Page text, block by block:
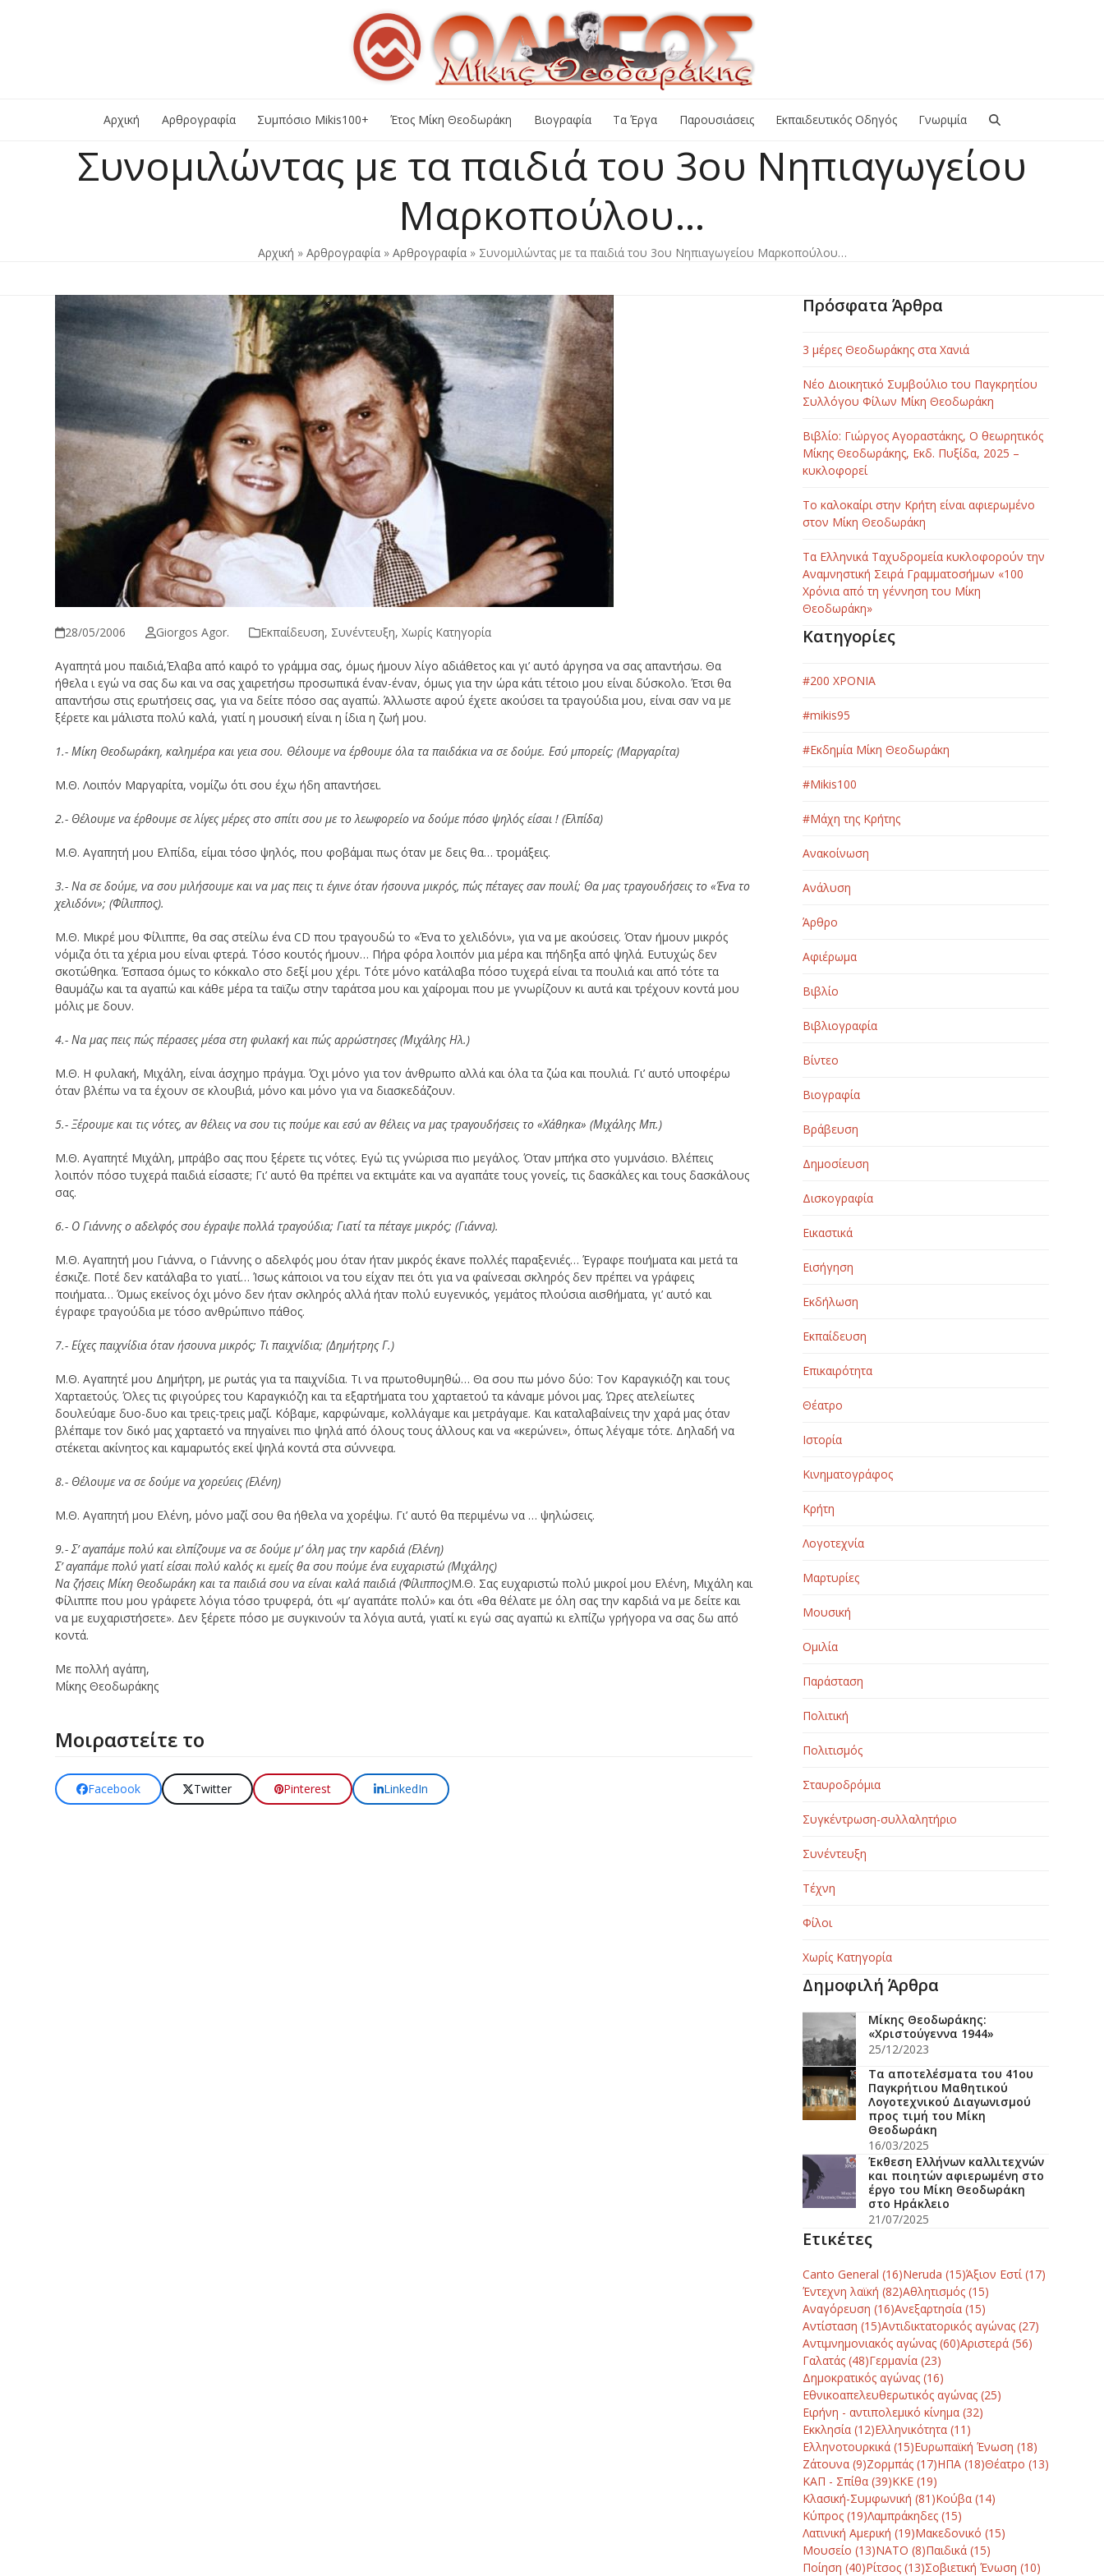
Αρχική Αρθρογραφία Συμπόσιο Mikis100+ Έτος Μίκη Θεοδωράκη Βιογραφία Τα Έργα Παρουσιάσεις Εκπαιδευτικός Οδηγός Γνωριμία
Συνομιλώντας με τα παιδιά του 3ου Νηπιαγωγείου
Μαρκοπούλου…
Αρχική » Αρθρογραφία» Αρθρογραφία» Συνομιλώντας με τα παιδιά του 3ου Νηπιαγωγείου Μαρκοπούλου…
28/05/2006 Giorgos Agor. Εκπαίδευση, Συνέντευξη, Χωρίς Κατηγορία
Αγαπητά μου παιδιά,Έλαβα από καιρό το γράμμα σας, όμως ήμουν λίγο αδιάθετος και γι’ αυτό άργησα να σας απαντήσω. Θα
ήθελα ι εγώ να σας δω και να σας χαιρετήσω προσωπικά έναν-έναν, όμως για την ώρα κάτι τέτοιο μου είναι δύσκολο. Έτσι θα
απαντήσω στις ερωτήσεις σας, για να δείτε πόσο σας αγαπώ. Άλλωστε αφού έχετε ακούσει τα τραγούδια μου, είναι σαν να με
ξέρετε και μάλιστα πολύ καλά, γιατί η μουσική είναι η ίδια η ζωή μου.
1.- Μίκη Θεοδωράκη, καλημέρα και γεια σου. Θέλουμε να έρθουμε όλα τα παιδάκια να σε δούμε. Εσύ μπορείς; (Μαργαρίτα)
Μ.Θ. Λοιπόν Μαργαρίτα, νομίζω ότι σου έχω ήδη απαντήσει.
2.- Θέλουμε να έρθουμε σε λίγες μέρες στο σπίτι σου με το λεωφορείο να δούμε πόσο ψηλός είσαι ! (Ελπίδα)
Μ.Θ. Αγαπητή μου Ελπίδα, είμαι τόσο ψηλός, που φοβάμαι πως όταν με δεις θα… τρομάξεις.
3.- Να σε δούμε, να σου μιλήσουμε και να μας πεις τι έγινε όταν ήσουνα μικρός, πώς πέταγες σαν πουλί; Θα μας τραγουδήσεις το «Ένα το
χελιδόνι»; (Φίλιππος).
Μ.Θ. Μικρέ μου Φίλιππε, θα σας στείλω ένα CD που τραγουδώ το «Ένα το χελιδόνι», για να με ακούσεις. Όταν ήμουν μικρός
νόμιζα ότι τα χέρια μου είναι φτερά. Τόσο κουτός ήμουν… Πήρα φόρα λοιπόν μια μέρα και πήδηξα από ψηλά. Ευτυχώς δεν
σκοτώθηκα. Έσπασα όμως το κόκκαλο στο δεξί μου χέρι. Τότε μόνο κατάλαβα πόσο τυχερά είναι τα πουλιά και από τότε τα
θαυμάζω και τα αγαπώ και κάθε μέρα τα ταϊζω στην ταράτσα μου και χαίρομαι που με γνωρίζουν κι αυτά και τρέχουν κοντά μου
μόλις με δουν.
4.- Να μας πεις πώς πέρασες μέσα στη φυλακή και πώς αρρώστησες (Μιχάλης Ηλ.)
Μ.Θ. Η φυλακή, Μιχάλη, είναι άσχημο πράγμα. Όχι μόνο για τον άνθρωπο αλλά και όλα τα ζώα και πουλιά. Γι’ αυτό υποφέρω
όταν βλέπω να τα έχουν σε κλουβιά, μόνο και μόνο για να διασκεδάζουν.
5.- Ξέρουμε και τις νότες, αν θέλεις να σου τις πούμε και εσύ αν θέλεις να μας τραγουδήσεις το «Χάθηκα» (Μιχάλης Μπ.)
Μ.Θ. Αγαπητέ Μιχάλη, μπράβο σας που ξέρετε τις νότες. Εγώ τις γνώρισα πιο μεγάλος. Όταν μπήκα στο γυμνάσιο. Βλέπεις
λοιπόν πόσο τυχερά παιδιά είσαστε; Γι’ αυτό θα πρέπει να εκτιμάτε και να αγαπάτε τους γονείς, τις δασκάλες και τους δασκάλους
σας.
6.- Ο Γιάννης ο αδελφός σου έγραψε πολλά τραγούδια; Γιατί τα πέταγε μικρός; (Γιάννα).
Μ.Θ. Αγαπητή μου Γιάννα, ο Γιάννης ο αδελφός μου όταν ήταν μικρός έκανε πολλές παραξενιές… Έγραφε ποιήματα και μετά τα
έσκιζε. Ποτέ δεν κατάλαβα το γιατί… Ίσως κάποιοι να του είχαν πει ότι για να φαίνεσαι σκληρός δεν πρέπει να γράφεις
ποιήματα… Όμως εκείνος όχι μόνο δεν ήταν σκληρός αλλά ήταν πολύ ευγενικός, γεμάτος πλούσια αισθήματα, γι’ αυτό και
έγραφε τραγούδια με τόσο ανθρώπινο πάθος.
7.- Είχες παιχνίδια όταν ήσουνα μικρός; Τι παιχνίδια; (Δημήτρης Γ.)
Μ.Θ. Αγαπητέ μου Δημήτρη, με ρωτάς για τα παιχνίδια. Τι να πρωτοθυμηθώ… Θα σου πω μόνο δύο: Τον Καραγκιόζη και τους
Χαρταετούς. Όλες τις φιγούρες του Καραγκιόζη και τα εξαρτήματα του χαρταετού τα κάναμε μόνοι μας. Ώρες ατελείωτες
δουλεύαμε δυο-δυο και τρεις-τρεις μαζί. Κόβαμε, καρφώναμε, κολλάγαμε και μετράγαμε. Και καταλαβαίνεις την χαρά μας όταν
βλέπαμε τον δικό μας χαρταετό να πηγαίνει πιο ψηλά από όλους τους άλλους και να «κερώνει», όπως λέγαμε τότε. Δηλαδή να
στέκεται ακίνητος και καμαρωτός εκεί ψηλά κοντά στα σύννεφα.
8.- Θέλουμε να σε δούμε να χορεύεις (Ελένη)
Μ.Θ. Αγαπητή μου Ελένη, μόνο μαζί σου θα ήθελα να χορέψω. Γι’ αυτό θα περιμένω να … ψηλώσεις.
9.- Σ’ αγαπάμε πολύ και ελπίζουμε να σε δούμε μ’ όλη μας την καρδιά (Ελένη)
Σ’ αγαπάμε πολύ γιατί είσαι πολύ καλός κι εμείς θα σου πούμε ένα ευχαριστώ (Μιχάλης)
Να ζήσεις Μίκη Θεοδωράκη και τα παιδιά σου να είναι καλά παιδιά (Φίλιππος)Μ.Θ. Σας ευχαριστώ πολύ μικροί μου Ελένη, Μιχάλη και
Φίλιππε που μου γράφετε λόγια τόσο τρυφερά, ότι «μ’ αγαπάτε πολύ» και ότι «θα θέλατε με όλη σας την καρδιά να με δείτε και
να με ευχαριστήσετε». Δεν ξέρετε πόσο με συγκινούν τα λόγια αυτά, γιατί κι εγώ σας αγαπώ κι ελπίζω γρήγορα να σας δω από
κοντά.
Με πολλή αγάπη,
Μίκης Θεοδωράκης
Μοιραστείτε το
Facebook Twitter Pinterest LinkedIn
Πρόσφατα Άρθρα
3 μέρες Θεοδωράκης στα Χανιά
Νέο Διοικητικό Συμβούλιο του Παγκρητίου
Συλλόγου Φίλων Μίκη Θεοδωράκη
Βιβλίο: Γιώργος Αγοραστάκης, Ο θεωρητικός
Μίκης Θεοδωράκης, Εκδ. Πυξίδα, 2025 –
κυκλοφορεί
Το καλοκαίρι στην Κρήτη είναι αφιερωμένο
στον Μίκη Θεοδωράκη
Τα Ελληνικά Ταχυδρομεία κυκλοφορούν την
Αναμνηστική Σειρά Γραμματοσήμων «100
Χρόνια από τη γέννηση του Μίκη
Θεοδωράκη»
Κατηγορίες
#200 ΧΡΟΝΙΑ
#mikis95
#Εκδημία Μίκη Θεοδωράκη
#Μikis100
#Μάχη της Κρήτης
Ανακοίνωση
Ανάλυση
Άρθρο
Αφιέρωμα
Βιβλίο
Βιβλιογραφία
Βίντεο
Βιογραφία
Βράβευση
Δημοσίευση
Δισκογραφία
Εικαστικά
Εισήγηση
Εκδήλωση
Εκπαίδευση
Επικαιρότητα
Θέατρο
Ιστορία
Κινηματογράφος
Κρήτη
Λογοτεχνία
Μαρτυρίες
Μουσική
Ομιλία
Παράσταση
Πολιτική
Πολιτισμός
Σταυροδρόμια
Συγκέντρωση-συλλαλητήριο
Συνέντευξη
Τέχνη
Φίλοι
Χωρίς Κατηγορία
Δημοφιλή Άρθρα
Μίκης Θεοδωράκης:
«Χριστούγεννα 1944»
25/12/2023
Τα αποτελέσματα του 41ου
Παγκρήτιου Μαθητικού
Λογοτεχνικού Διαγωνισμού
προς τιμή του Μίκη
Θεοδωράκη
16/03/2025
Έκθεση Ελλήνων καλλιτεχνών
και ποιητών αφιερωμένη στο
έργο του Μίκη Θεοδωράκη
στο Ηράκλειο
21/07/2025
Ετικέτες
Canto General (16)Neruda (15)Άξιον Εστί(17)
Έντεχνη λαϊκή (82)Αθλητισμός(15)
Αναγόρευση (16)Ανεξαρτησία(15)
Αντίσταση (15)Αντιδικτατορικός αγώνας(27)
Αντιμνημονιακός αγώνας(60)Αριστερά(56)
Γαλατάς(48)Γερμανία(23)
Δημοκρατικός αγώνας(16)
Εθνικοαπελευθερωτικός αγώνας(25)
Ειρήνη - αντιπολεμικό κίνημα(32)
Εκκλησία(12)Ελληνικότητα(11)
Ελληνοτουρκικά(15)Ευρωπαϊκή Ένωση (18)
Ζάτουνα(9)Ζορμπάς(17)ΗΠΑ(18)Θέατρο (13)
ΚΑΠ - Σπίθα(39)ΚΚΕ(19)
Κλασική-Συμφωνική (81)Κούβα(14)
Κύπρος(19)Λαμπράκηδες(15)
Λατινική Αμερική (19)Μακεδονικό (15)
Μουσείο (13)ΝΑΤΟ (8)Παιδικά(15)
Ποίηση (40)Ρίτσος(13)Σοβιετική Ένωση (10)